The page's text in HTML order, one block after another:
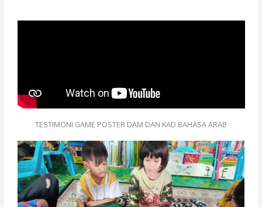
TESTIMONI GAME POSTER DAM DAN KAD BAHASA ARAB